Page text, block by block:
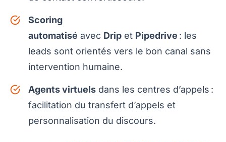
Scoring
automatisé avec Drip et Pipedrive : les
leads sont orientés vers le bon canal sans
intervention humaine.
Agents virtuels dans les centres d’appels :
facilitation du transfert d’appels et
personnalisation du discours.